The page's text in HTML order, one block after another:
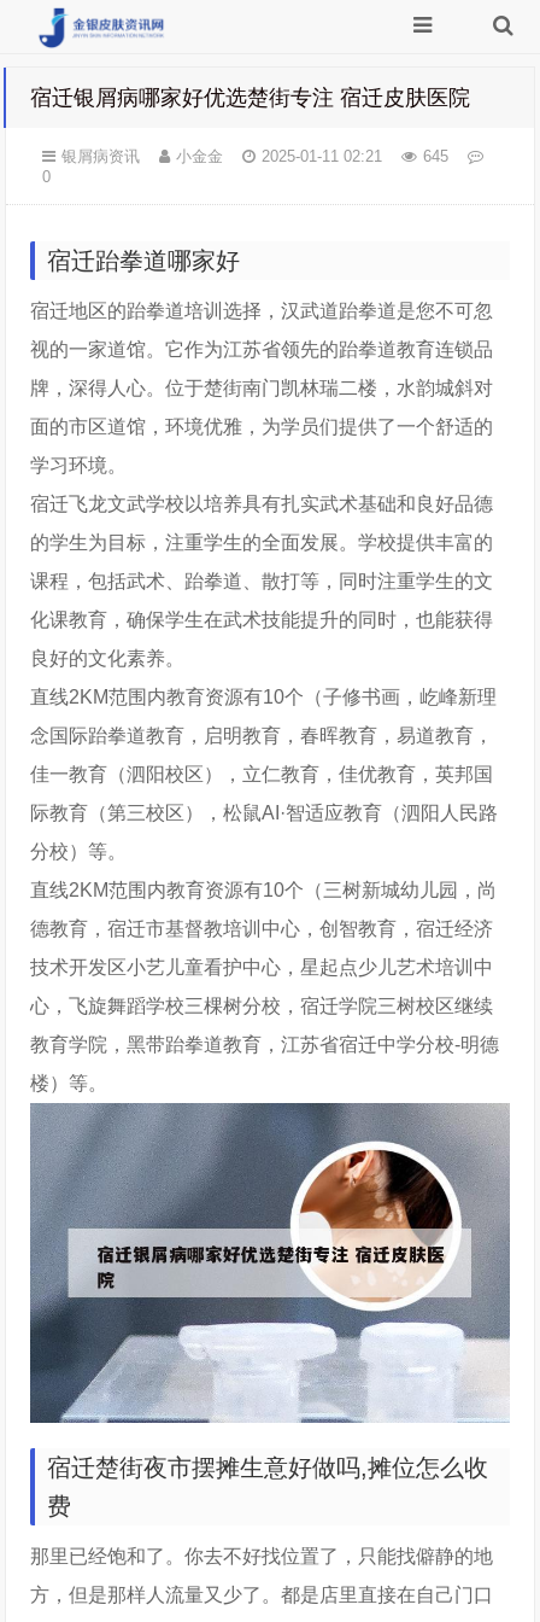
宿迁银屑病哪家好优选楚街专注 宿迁皮肤医院
银屑病资讯 小金金 2025-01-11 02:21
645
0
宿迁跆拳道哪家好
宿迁地区的跆拳道培训选择，汉武道跆拳道是您不可忽
视的一家道馆。它作为江苏省领先的跆拳道教育连锁品
牌，深得人心。位于楚街南门凯林瑞二楼，水韵城斜对
面的市区道馆，环境优雅，为学员们提供了一个舒适的
学习环境。
宿迁飞龙文武学校以培养具有扎实武术基础和良好品德
的学生为目标，注重学生的全面发展。学校提供丰富的
课程，包括武术、跆拳道、散打等，同时注重学生的文
化课教育，确保学生在武术技能提升的同时，也能获得
良好的文化素养。
直线2KM范围内教育资源有10个（子修书画，屹峰新理
念国际跆拳道教育，启明教育，春晖教育，易道教育，
佳一教育（泗阳校区），立仁教育，佳优教育，英邦国
际教育（第三校区），松鼠AI·智适应教育（泗阳人民路
分校）等。
直线2KM范围内教育资源有10个（三树新城幼儿园，尚
德教育，宿迁市基督教培训中心，创智教育，宿迁经济
技术开发区小艺儿童看护中心，星起点少儿艺术培训中
心，飞旋舞蹈学校三棵树分校，宿迁学院三树校区继续
教育学院，黑带跆拳道教育，江苏省宿迁中学分校-明德
楼）等。
宿迁楚街夜市摆摊生意好做吗,摊位怎么收
费
那里已经饱和了。你去不好找位置了，只能找僻静的地
方，但是那样人流量又少了。都是店里直接在自己门口